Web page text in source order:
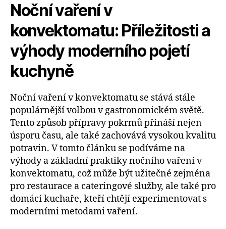
Noční vaření v
konvektomatu: Příležitosti a
výhody moderního pojetí
kuchyně
Noční vaření v konvektomatu se stává stále
populárnější volbou v gastronomickém světě.
Tento způsob přípravy pokrmů přináší nejen
úsporu času, ale také zachovává vysokou kvalitu
potravin. V tomto článku se podíváme na
výhody a základní praktiky nočního vaření v
konvektomatu, což může být užitečné zejména
pro restaurace a cateringové služby, ale také pro
domácí kuchaře, kteří chtějí experimentovat s
moderními metodami vaření.